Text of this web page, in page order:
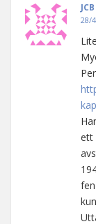
JCB
28/
ett